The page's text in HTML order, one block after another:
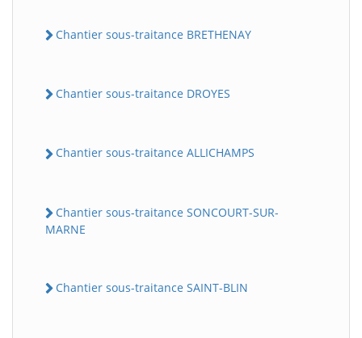
Chantier sous-traitance BRETHENAY
Chantier sous-traitance DROYES
Chantier sous-traitance ALLICHAMPS
Chantier sous-traitance SONCOURT-SUR-
MARNE
Chantier sous-traitance SAINT-BLIN